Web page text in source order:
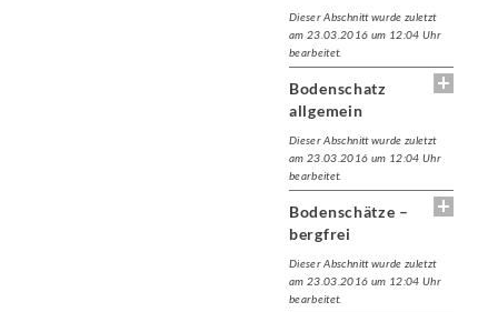
Dieser Abschnitt wurde zuletzt
am 23.03.2016 um 12:04 Uhr
bearbeitet.
Bodenschatz
allgemein
Dieser Abschnitt wurde zuletzt
am 23.03.2016 um 12:04 Uhr
bearbeitet.
Bodenschätze –
bergfrei
Dieser Abschnitt wurde zuletzt
am 23.03.2016 um 12:04 Uhr
bearbeitet.